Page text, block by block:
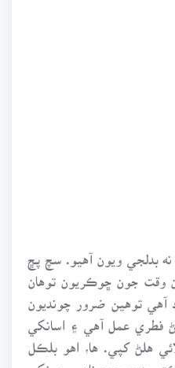
بدلجي ويون آهيو. سچ پڇ
وقت جون ڇوڪريون توهان
توهين ضرور چونديون
فطري عمل آهي ۽ اسانکي
هلڻ کپي. ها، اهو بلڪل
به صحيح ناهي. مونکي